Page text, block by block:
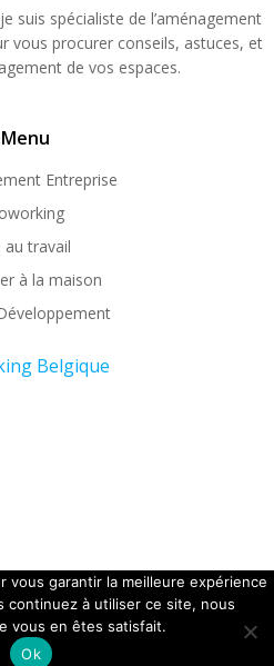
suis spécialiste de l’aménagement
vous procurer conseils, astuces, et
de vos espaces.
Menu
Entreprise
au travail
à la maison
Belgique
- Office coffee.
vous garantir la meilleure expérience
continuez à utiliser ce site, nous
vous en êtes satisfait.
Ok